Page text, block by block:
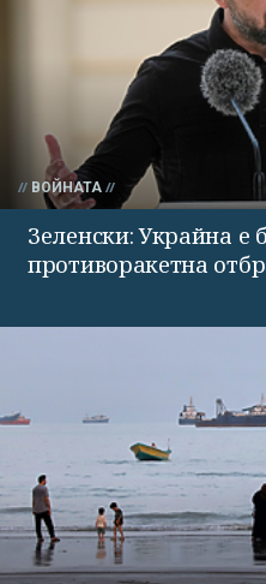
ВОЙНАТА
Зеленски: Украйна е
противоракетна